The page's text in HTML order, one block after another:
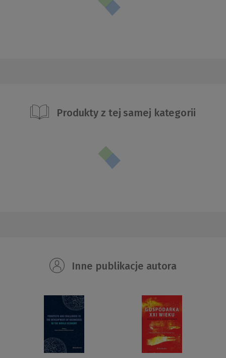
Produkty z tej samej kategorii
Inne publikacje autora